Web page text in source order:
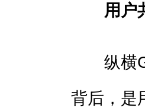
用户
纵横
背后，是